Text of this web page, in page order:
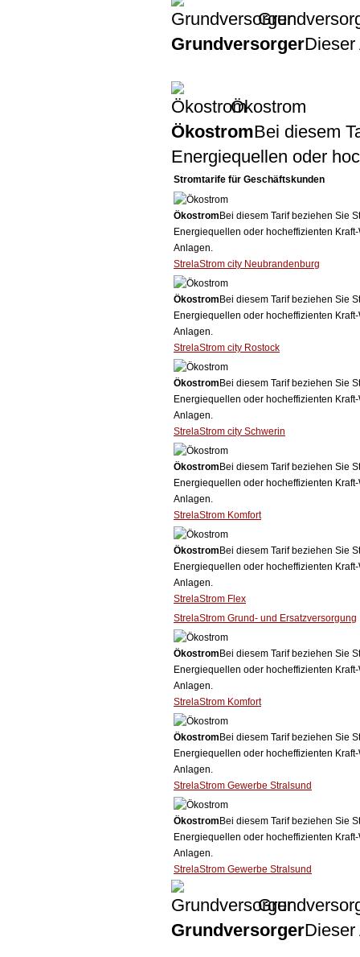
GrundversorgerDieser
Ökostrom
ÖkostromBei diesem
Energiequellen oder
Stromtarife für Geschäftskunden
Ökostrom Bei diesem Tarif beziehen Sie
Energiequellen oder hocheffizienten
Anlagen.
StrelaStrom city Neubrandenburg
Ökostrom Bei diesem Tarif beziehen Sie
Energiequellen oder hocheffizienten
Anlagen.
StrelaStrom city Rostock
Ökostrom Bei diesem Tarif beziehen Sie
Energiequellen oder hocheffizienten
Anlagen.
StrelaStrom city Schwerin
Ökostrom Bei diesem Tarif beziehen Sie
Energiequellen oder hocheffizienten
Anlagen.
StrelaStrom Komfort
Ökostrom Bei diesem Tarif beziehen Sie
Energiequellen oder hocheffizienten
Anlagen.
StrelaStrom Flex
StrelaStrom Grund- und Ersatzversorgung
Ökostrom Bei diesem Tarif beziehen Sie
Energiequellen oder hocheffizienten
Anlagen.
StrelaStrom Komfort
Ökostrom Bei diesem Tarif beziehen Sie
Energiequellen oder hocheffizienten
Anlagen.
StrelaStrom Gewerbe Stralsund
Ökostrom Bei diesem Tarif beziehen Sie
Energiequellen oder hocheffizienten
Anlagen.
StrelaStrom Gewerbe Stralsund
GrundversorgerDieser